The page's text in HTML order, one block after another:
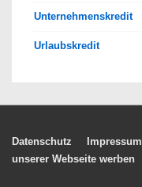
Unternehmenskredit
Urlaubskredit
Footer-
Datenschutz Impressum
unserer Webseite werben